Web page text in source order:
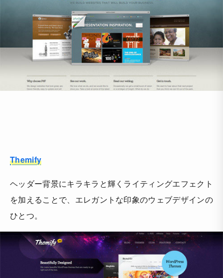
Themify
ヘッダー背景にキラキラと輝くライティングエフェクト
を加えることで、エレガントな印象のウェブデザインの
ひとつ。